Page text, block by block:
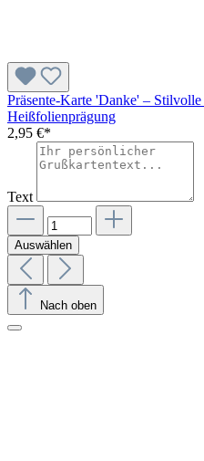
Präsente-Karte 'Danke' –
Heißfolienprägung
2,95 €*
Text
Auswählen
Nach oben